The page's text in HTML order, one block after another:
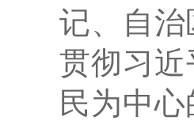
记、自
贯彻习
民为中